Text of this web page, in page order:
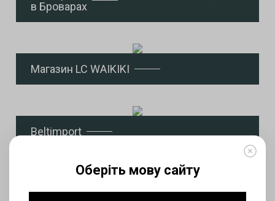
Оберіть мову сайту
в Броварах
Магазин LC WAIKIKI
Beltimport
Фотостудия Инлайт